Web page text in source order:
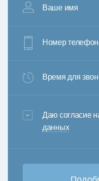
Ваше имя
Номер
Время для
3+6=
Даю согласие
данных